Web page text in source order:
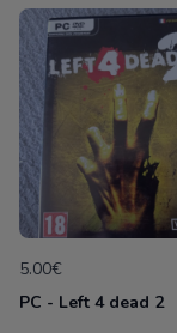
5.00€
PC - Left 4 dead 2